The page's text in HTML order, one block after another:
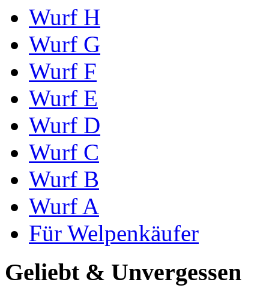
Wurf H
Wurf G
Wurf F
Wurf E
Wurf D
Wurf C
Wurf B
Wurf A
Für Welpenkäufer
Geliebt & Unvergessen